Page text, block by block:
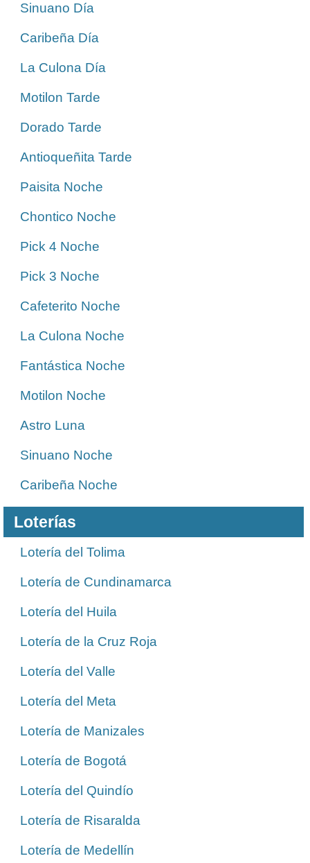
Sinuano Día
Caribeña Día
La Culona Día
Motilon Tarde
Dorado Tarde
Antioqueñita Tarde
Paisita Noche
Chontico Noche
Pick 4 Noche
Pick 3 Noche
Cafeterito Noche
La Culona Noche
Fantástica Noche
Motilon Noche
Astro Luna
Sinuano Noche
Caribeña Noche
Loterías
Lotería del Tolima
Lotería de Cundinamarca
Lotería del Huila
Lotería de la Cruz Roja
Lotería del Valle
Lotería del Meta
Lotería de Manizales
Lotería de Bogotá
Lotería del Quindío
Lotería de Risaralda
Lotería de Medellín